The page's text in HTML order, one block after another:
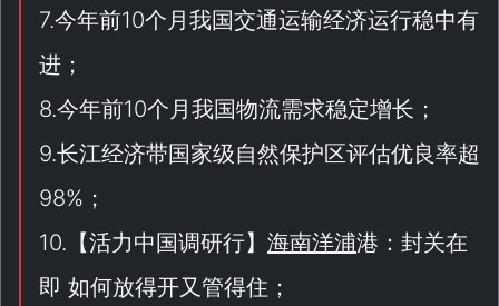
7.今年前10个月我国交通运输经济运行稳中有
进；
8.今年前10个月我国物流需求稳定增长；
9.长江经济带国家级自然保护区评估优良率超
98%；
10.【活力中国调研行】 海南洋浦港：封关在
即 如何放得开又管得住；